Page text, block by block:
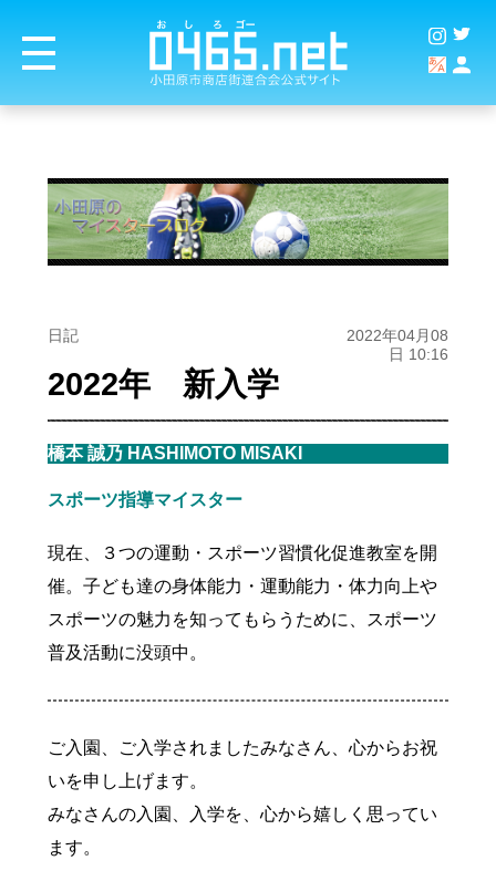
商店街
日記
2022年04月08
日 10:16
2022年 新入学
橋本 誠乃 HASHIMOTO MISAKI
スポーツ指導マイスター
現在、３つの運動・スポーツ習慣化促進教室を開
催。子ども達の身体能力・運動能力・体力向上や
スポーツの魅力を知ってもらうために、スポーツ
普及活動に没頭中。
ご入園、ご入学されましたみなさん、心からお祝
いを申し上げます。
みなさんの入園、入学を、心から嬉しく思ってい
ます。